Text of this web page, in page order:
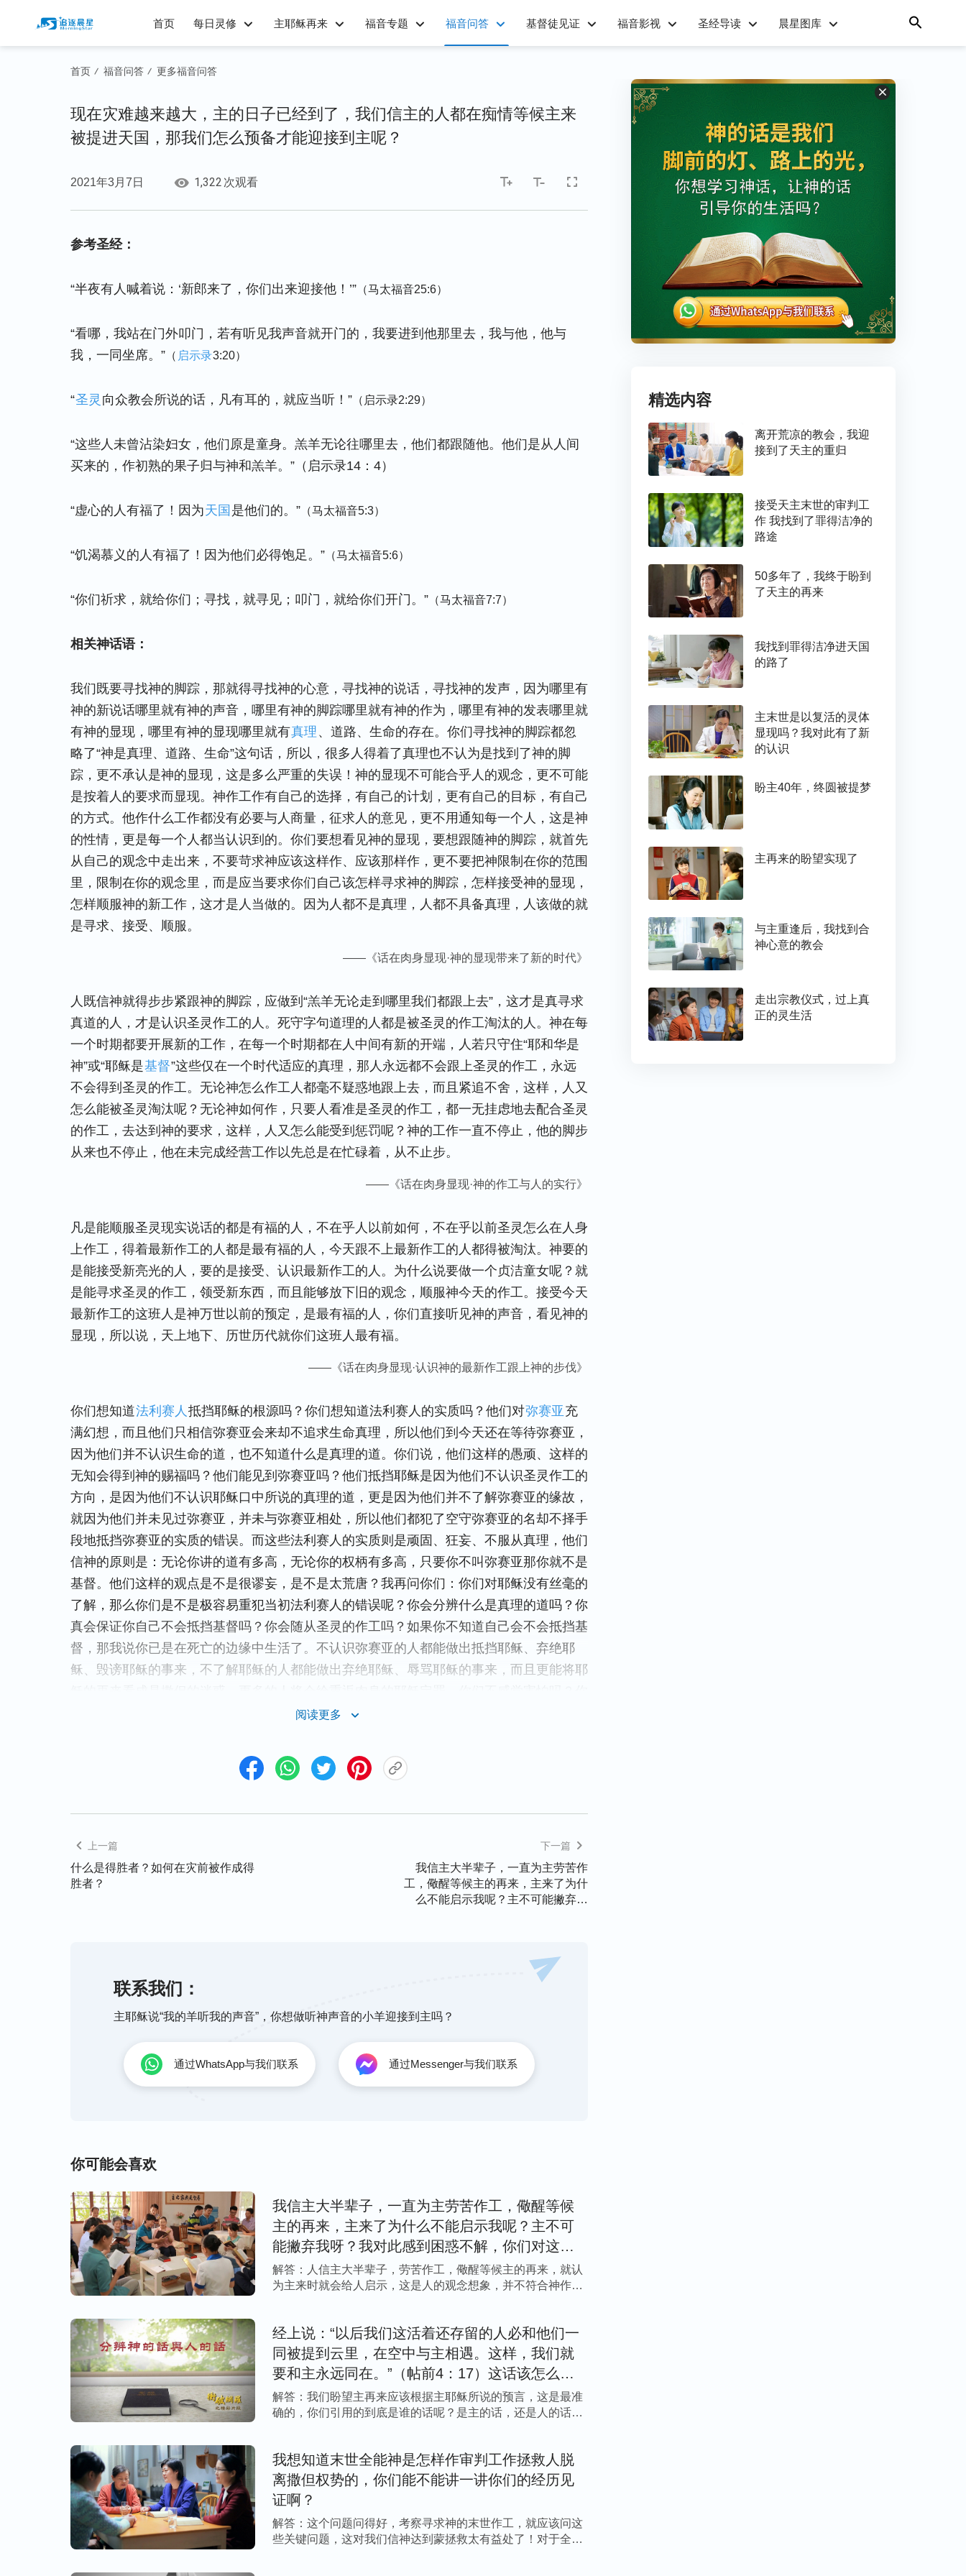
首页 每日灵修 主耶稣再来 福音专题 福音问答 基督徒见证 福音影视 圣经导读 晨星图库
首页 / 福音问答 / 更多福音问答
现在灾难越来越大，主的日子已经到了，我们信主的人都在痴情等候主来
被提进天国，那我们怎么预备才能迎接到主呢？
2021年3月7日 1,322 次观看
参考圣经：
“半夜有人喊着说：‘新郎来了，你们出来迎接他！’” （马太福音25:6）
“看哪，我站在门外叩门，若有听见我声音就开门的，我要进到他那里去，我与他，他与
我，一同坐席。” （ 启示录3:20）
“圣灵 向众教会所说的话，凡有耳的，就应当听！” （启示录2:29）
“这些人未曾沾染妇女，他们原是童身。羔羊无论往哪里去，他们都跟随他。他们是从人间
买来的，作初熟的果子归与神和羔羊。”（启示录14：4）
“虚心的人有福了！因为天国 是他们的。” （马太福音5:3）
“饥渴慕义的人有福了！因为他们必得饱足。” （马太福音5:6）
“你们祈求，就给你们；寻找，就寻见；叩门，就给你们开门。” （马太福音7:7）
相关神话语：
我们既要寻找神的脚踪，那就得寻找神的心意，寻找神的说话，寻找神的发声，因为哪里有
神的新说话哪里就有神的声音，哪里有神的脚踪哪里就有神的作为，哪里有神的发表哪里就
有神的显现，哪里有神的显现哪里就有真理 、道路、生命的存在。你们寻找神的脚踪都忽
略了“神是真理、道路、生命”这句话，所以，很多人得着了真理也不认为是找到了神的脚
踪，更不承认是神的显现，这是多么严重的失误！神的显现不可能合乎人的观念，更不可能
是按着人的要求而显现。神作工作有自己的选择，有自己的计划，更有自己的目标，有自己
的方式。他作什么工作都没有必要与人商量，征求人的意见，更不用通知每一个人，这是神
的性情，更是每一个人都当认识到的。你们要想看见神的显现，要想跟随神的脚踪，就首先
从自己的观念中走出来，不要苛求神应该这样作、应该那样作，更不要把神限制在你的范围
里，限制在你的观念里，而是应当要求你们自己该怎样寻求神的脚踪，怎样接受神的显现，
怎样顺服神的新工作，这才是人当做的。因为人都不是真理，人都不具备真理，人该做的就
是寻求、接受、顺服。
——《话在肉身显现·神的显现带来了新的时代》
人既信神就得步步紧跟神的脚踪，应做到“羔羊无论走到哪里我们都跟上去”，这才是真寻求
真道的人，才是认识圣灵作工的人。死守字句道理的人都是被圣灵的作工淘汰的人。神在每
一个时期都要开展新的工作，在每一个时期都在人中间有新的开端，人若只守住“耶和华是
神”或“耶稣是基督”这些仅在一个时代适应的真理，那人永远都不会跟上圣灵的作工，永远
不会得到圣灵的作工。无论神怎么作工人都毫不疑惑地跟上去，而且紧追不舍，这样，人又
怎么能被圣灵淘汰呢？无论神如何作，只要人看准是圣灵的作工，都一无挂虑地去配合圣灵
的作工，去达到神的要求，这样，人又怎么能受到惩罚呢？神的工作一直不停止，他的脚步
从来也不停止，他在未完成经营工作以先总是在忙碌着，从不止步。
——《话在肉身显现·神的作工与人的实行》
凡是能顺服圣灵现实说话的都是有福的人，不在乎人以前如何，不在乎以前圣灵怎么在人身
上作工，得着最新作工的人都是最有福的人，今天跟不上最新作工的人都得被淘汰。神要的
是能接受新亮光的人，要的是接受、认识最新作工的人。为什么说要做一个贞洁童女呢？就
是能寻求圣灵的作工，领受新东西，而且能够放下旧的观念，顺服神今天的作工。接受今天
最新作工的这班人是神万世以前的预定，是最有福的人，你们直接听见神的声音，看见神的
显现，所以说，天上地下、历世历代就你们这班人最有福。
——《话在肉身显现·认识神的最新作工跟上神的步伐》
你们想知道法利赛人 抵挡耶稣的根源吗？你们想知道法利赛人的实质吗？他们对弥赛亚 充
满幻想，而且他们只相信弥赛亚会来却不追求生命真理，所以他们到今天还在等待弥赛亚，
因为他们并不认识生命的道，也不知道什么是真理的道。你们说，他们这样的愚顽、这样的
无知会得到神的赐福吗？他们能见到弥赛亚吗？他们抵挡耶稣是因为他们不认识圣灵作工的
方向，是因为他们不认识耶稣口中所说的真理的道，更是因为他们并不了解弥赛亚的缘故，
就因为他们并未见过弥赛亚，并未与弥赛亚相处，所以他们都犯了空守弥赛亚的名却不择手
段地抵挡弥赛亚的实质的错误。而这些法利赛人的实质则是顽固、狂妄、不服从真理，他们
信神的原则是：无论你讲的道有多高，无论你的权柄有多高，只要你不叫弥赛亚那你就不是
基督。他们这样的观点是不是很谬妄，是不是太荒唐？我再问你们：你们对耶稣没有丝毫的
了解，那么你们是不是极容易重犯当初法利赛人的错误呢？你会分辨什么是真理的道吗？你
真会保证你自己不会抵挡基督吗？你会随从圣灵的作工吗？如果你不知道自己会不会抵挡基
督，那我说你已是在死亡的边缘中生活了。不认识弥赛亚的人都能做出抵挡耶稣、弃绝耶
稣、毁谤耶稣的事来，不了解耶稣的人都能做出弃绝耶稣、辱骂耶稣的事来，而且更能将耶
们面临的将是亵渎圣灵、撕毁圣灵向众教会的说话、唾弃耶稣口中所发表的言语。你们如此
呢？我告诉你们，那些不领受真理却一味地等待耶稣驾着“白云朵朵”降临的人定规是亵渎圣
灵的人，这些人定规是灭亡的种类。你们只想得着从耶稣来的
来献给驾着白云重归的耶稣作祭物呢？是你们高举自己的多年作工的资本吗？你们拿什么来
让重归的耶稣信任你们呢？是你们那不顺服任何真理的狂妄的本性吗？
你们的忠心在嘴皮外边，你们的认识在思维观念中间，你们的劳碌是为着天堂的福气，你们
中，你们不知道如何分辨神自己的作工与人的迷惑，只知道定罪于任何一句神口中所发表的
不合你意的真理。你的谦卑在哪里？你的顺服在哪里？你的忠心在哪里？你寻求真理的态度
在哪里？你敬畏神的心在哪里？我告诉你们，那些因着神迹而信神的定规是灭亡的种类，那
是永远灭亡的种类。或许有许多人并不在意我所说的话，但我还是要告诉每一位跟随耶稣的
所谓的圣徒，当你们的肉眼亲自看见耶稣驾着白云从天而降的时候已是公义的日头公开出现
洁净的人归在了神的宝座前，投入了造物主的怀中，只有那些坚持一个信念“不是驾着白云
的耶稣就是假基督”的人将会受到永久的惩罚，因为他们只相信会显神迹的耶稣，却不承认
发表严厉审判、释放生命真道的耶稣，这样就只好让耶稣公开驾着白云重归时来解决他们
了。他们太固执、太自信、太狂妄了，这样的败类怎么能得着耶稣的赏赐呢？耶稣的再来对
于能接受真理的人是一个极大的拯救，对于不能接受真理的人就是被定罪的记号。你们当选
择自己的路，不要做亵渎圣灵弃绝真理的事，不要做无知狂妄的人，当做顺服圣灵引导、渴
慕寻求真理的人，这样对你们才有益处。我劝你们当小心谨慎地走信神的路，不要随意下断
案，更不要随随便便、马马虎虎地信神，你们当知道信神的人最起码具备的是谦和的心与敬
畏神的心。那些听了真理以鼻嗤之的人都是愚昧无知的人，那些听了真理却随便下断案或定
罪的人都是狂妄之辈。作为每一个信耶稣的人都没有资格咒诅定罪别人，你们都应该做有理
智的接受真理的人。或许你听了真理的道、看了生命的言语之后，认为这些话仅仅有万分之
一合乎你的意思、合乎圣经，那你就在这万分之一的言语中继续寻求，我还要劝你做谦和的
人，不要太自信，不要太自高。在你仅有的一点敬畏神的心之中将获得更大的亮光，你仔细
考察反复揣摩，你就会明白这一句句言语到底是不是真理，是不是生命。或许有的人没有看
几句话就盲目定罪了，或者说“这无非是一些圣灵开启罢了”，或者说“这是假基督来迷惑人来
了”，能说出这样话的人简直是太无知了！你对神的作工、对神的智慧了解得太少了，我劝
你还是重新开始吧！你们不要因着末世要有假基督出现而盲目地定罪于神所发表的言语，不
要因着怕受迷惑而做亵渎圣灵的人，这样岂不太可惜了吗？若你再三考察之后仍旧认为这些
阅读更多
上一篇
什么是得胜者？如何在灾前被作成得
胜者？
下一篇
我信主大半辈子，一直为主劳苦作
工，儆醒等候主的再来，主来了为什
么不能启示我呢？主不可能撇弃我
联系我们：
主耶稣说“我的羊听我的声音”，你想做听神声音的小羊迎接到主吗？
通过WhatsApp与我们联系 通过Messenger与我们联系
你可能会喜欢
我信主大半辈子，一直为主劳苦作工，儆醒等候
主的再来，主来了为什么不能启示我呢？主不可
能撇弃我呀？我对此感到困惑不解，你们对这事
是怎么看呢？
解答：人信主大半辈子，劳苦作工，儆醒等候主的再来，就认
为主来时就会给人启示，这是人的观念想象，并不符合神作工
经上说：“以后我们这活着还存留的人必和他们一
同被提到云里，在空中与主相遇。这样，我们就
要和主永远同在。”（帖前4：17）这话该怎么解
释呢？
解答：我们盼望主再来应该根据主耶稣所说的预言，这是最准
确的，你们引用的到底是谁的话呢？是主的话，还是人的话
我想知道末世全能神是怎样作审判工作拯救人脱
离撒但权势的，你们能不能讲一讲你们的经历见
证啊？
解答：这个问题问得好，考察寻求神的末世作工，就应该问这
些关键问题，这对我们信神达到蒙拯救太有益处了！对于全能
精选内容
离开荒凉的教会，我迎
接到了天主的重归
接受天主末世的审判工
作 我找到了罪得洁净的
路途
50多年了，我终于盼到
了天主的再来
我找到罪得洁净进天国
的路了
主末世是以复活的灵体
显现吗？我对此有了新
的认识
盼主40年，终圆被提梦
主再来的盼望实现了
与主重逢后，我找到合
神心意的教会
走出宗教仪式，过上真
正的灵生活